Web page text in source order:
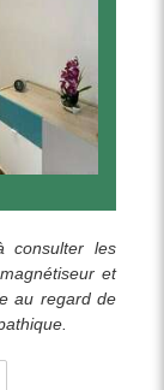
les
et
au regard de